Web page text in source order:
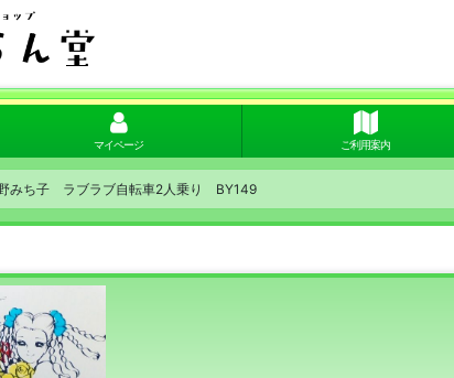
マイページ ご利用案内
みち子 ラブラブ自転車2人乗り BY149